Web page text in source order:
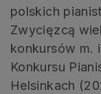
polskich
Zwycięzcą
konkursów m.
Konkursu
Helsinkach